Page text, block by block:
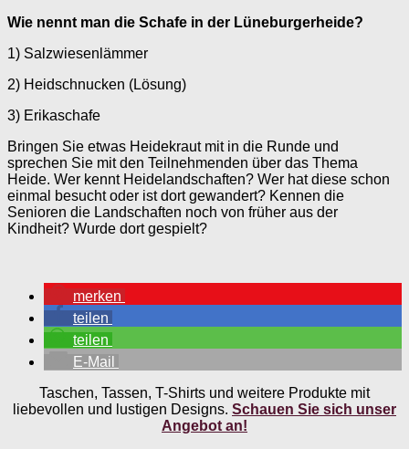
Wie nennt man die Schafe in der Lüneburgerheide?
1) Salzwiesenlämmer
2) Heidschnucken (Lösung)
3) Erikaschafe
Bringen Sie etwas Heidekraut mit in die Runde und
sprechen Sie mit den Teilnehmenden über das Thema
Heide. Wer kennt Heidelandschaften? Wer hat diese schon
einmal besucht oder ist dort gewandert? Kennen die
Senioren die Landschaften noch von früher aus der
Kindheit? Wurde dort gespielt?
merken
teilen
teilen
E-Mail
Taschen, Tassen, T-Shirts und weitere Produkte mit
liebevollen und lustigen Designs. Schauen Sie sich unser
Angebot an!